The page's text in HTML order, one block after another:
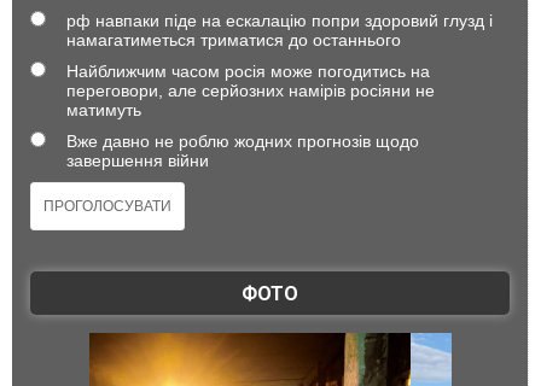
рф навпаки піде на ескалацію попри здоровий глузд і
намагатиметься триматися до останнього
Найближчим часом росія може погодитись на
переговори, але серйозних намірів росіяни не
матимуть
Вже давно не роблю жодних прогнозів щодо
завершення війни
ФОТО